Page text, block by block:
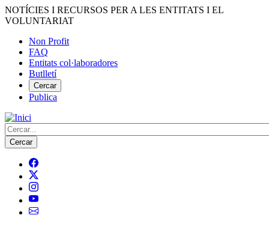
Vés
al
NOTÍCIES I RECURSOS PER A LES ENTITATS I EL
VOLUNTARIAT
Menú
del
compte
d'usuari
Non Profit
FAQ
Entitats col·laboradores
Butlletí
Cercar
Publica
Cerca